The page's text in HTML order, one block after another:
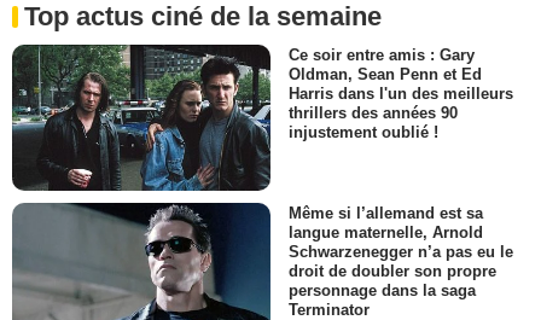
Top actus ciné de la semaine
Ce soir entre amis : Gary
Oldman, Sean Penn et Ed
Harris dans l'un des meilleurs
thrillers des années 90
injustement oublié !
Même si l’allemand est sa
langue maternelle, Arnold
Schwarzenegger n’a pas eu le
droit de doubler son propre
personnage dans la saga
Terminator